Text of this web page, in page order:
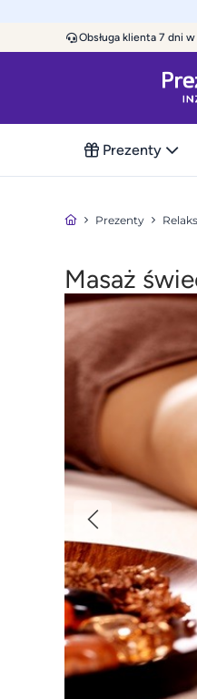
Obsługa klienta 7 dni
Prezenty
Prezenty
Masaż